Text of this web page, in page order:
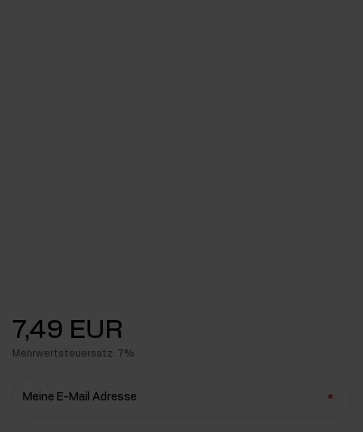
7,49 EUR
Mehrwertsteuersatz: 7%
Meine E-Mail Adresse